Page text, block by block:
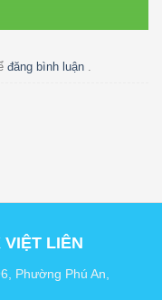
đăng bình luận
VIỆT LIÊN
Phường Phú An,